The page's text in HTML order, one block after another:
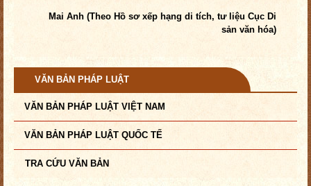
Mai Anh (Theo Hồ sơ xếp hạng di tích, tư liệu Cục Di
sản văn hóa)
VĂN BẢN PHÁP LUẬT
VĂN BẢN PHÁP LUẬT VIỆT NAM
VĂN BẢN PHÁP LUẬT QUỐC TẾ
TRA CỨU VĂN BẢN